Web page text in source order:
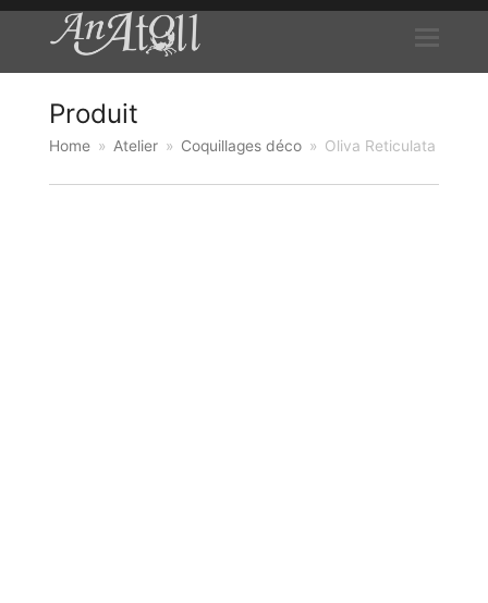
Produit
Home » Atelier » Coquillages déco » Oliva Reticulata